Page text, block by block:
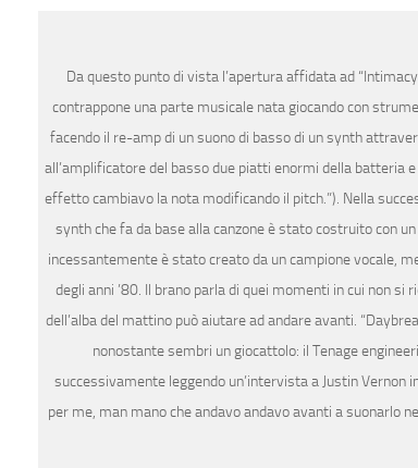
Da questo punto di vista l’apertura affidata ad
contrappone una parte musicale nata giocando con
facendo il re-amp di un suono di basso di un synth
all’amplificatore del basso due piatti enormi della batteria
effetto cambiavo la nota modificando il pitch.”). Nella
synth che fa da base alla canzone è stato costruito con
incessantemente è stato creato da un campione vocale,
degli anni ’80. Il brano parla di quei momenti in cui non
dell’alba del mattino può aiutare ad andare avanti.
nonostante sembri un giocattolo: il Tenage
successivamente leggendo un’intervista a Justin
per me, man mano che andavo andavo avanti a suonarlo